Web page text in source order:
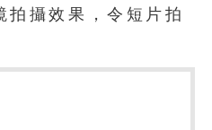
攝效果，令短片拍